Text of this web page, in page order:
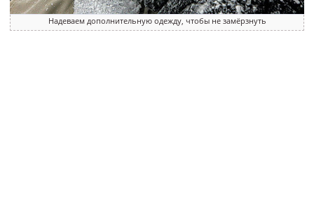
Надеваем дополнительную одежду, чтобы не замёрзнуть